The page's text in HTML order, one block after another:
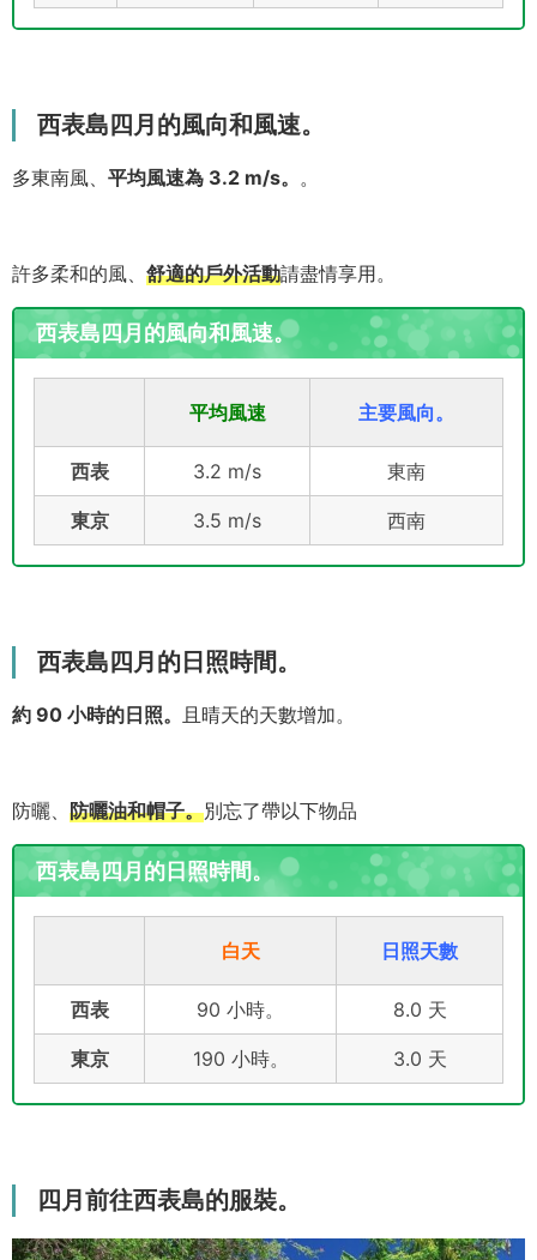
西表島四月的風向和風速。
多東南風、 平均風速為 3.2 m/s。 。
許多柔和的風、 舒適的戶外活動請盡情享用。
西表島四月的風向和風速。
平均風速 主要風向。
西表 3.2 m/s 東南
東京 3.5 m/s 西南
西表島四月的日照時間。
約 90 小時的日照。 且晴天的天數增加。
防曬、 防曬油和帽子。別忘了帶以下物品
西表島四月的日照時間。
白天 日照天數
西表 90 小時。 8.0 天
東京 190 小時。 3.0 天
四月前往西表島的服裝。